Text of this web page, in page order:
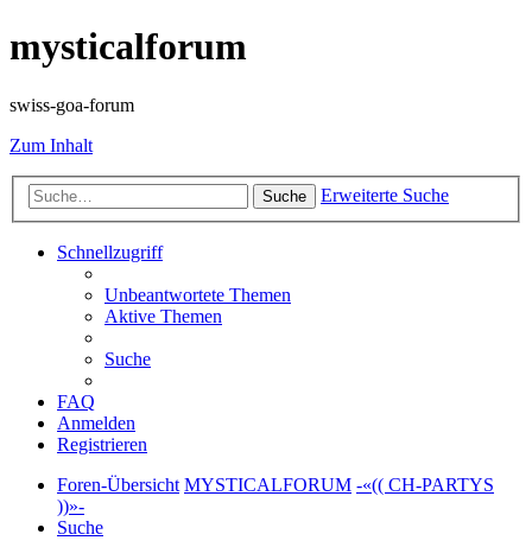
mysticalforum
swiss-goa-forum
Zum Inhalt
Suche Erweiterte Suche
Schnellzugriff
Unbeantwortete Themen
Aktive Themen
Suche
FAQ
Anmelden
Registrieren
Foren-Übersicht MYSTICALFORUM -«(( CH-PARTYS
))»-
Suche